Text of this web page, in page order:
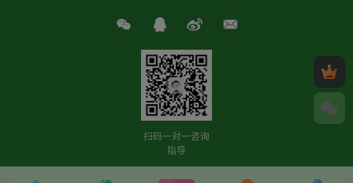
扫码一对一咨询
指导